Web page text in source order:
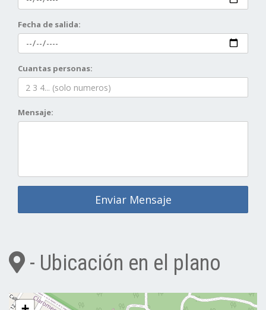
Fecha de salida:
Cuantas personas:
Mensaje:
Enviar Mensaje
- Ubicación en el plano